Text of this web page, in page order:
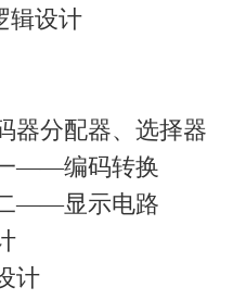
辑设计
器分配器、选择器
一——编码转换
二——显示电路
计